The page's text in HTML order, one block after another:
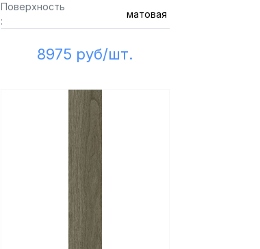
Поверхность
:
матовая
8975 руб/шт.